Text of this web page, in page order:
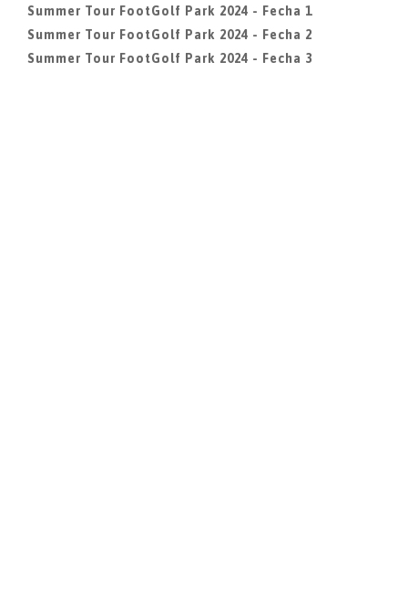
Summer Tour FootGolf Park 2024 - Fecha 1
Summer Tour FootGolf Park 2024 - Fecha 2
Summer Tour FootGolf Park 2024 - Fecha 3